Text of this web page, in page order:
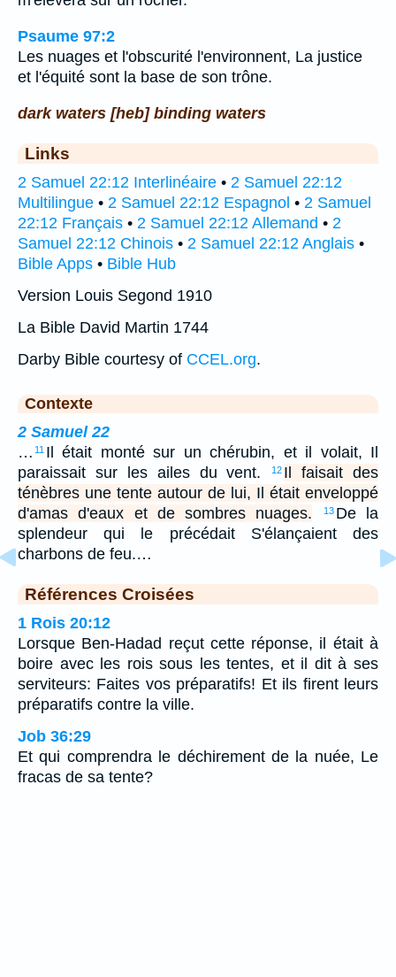
Psaume 97:2
Les nuages et l'obscurité l'environnent, La justice
et l'équité sont la base de son trône.
dark waters [heb] binding waters
Links
2 Samuel 22:12 Interlinéaire • 2 Samuel 22:12
Multilingue • 2 Samuel 22:12 Espagnol • 2 Samuel
22:12 Français • 2 Samuel 22:12 Allemand • 2
Samuel 22:12 Chinois • 2 Samuel 22:12 Anglais •
Bible Apps • Bible Hub
Version Louis Segond 1910
La Bible David Martin 1744
Darby Bible courtesy of CCEL.org.
Contexte
2 Samuel 22
… 11 Il était monté sur un chérubin, et il volait, Il
paraissait sur les ailes du vent.
12 Il faisait des
ténèbres une tente autour de lui, Il était enveloppé
d'amas d'eaux et de sombres nuages.
13 De la
splendeur qui le précédait S'élançaient des
charbons de feu.…
Références Croisées
1 Rois 20:12
Lorsque Ben-Hadad reçut cette réponse, il était à
boire avec les rois sous les tentes, et il dit à ses
serviteurs: Faites vos préparatifs! Et ils firent leurs
préparatifs contre la ville.
Job 36:29
Et qui comprendra le déchirement de la nuée, Le
fracas de sa tente?